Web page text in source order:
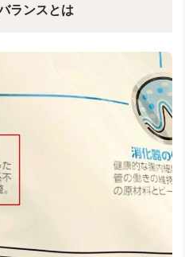
ランスとは